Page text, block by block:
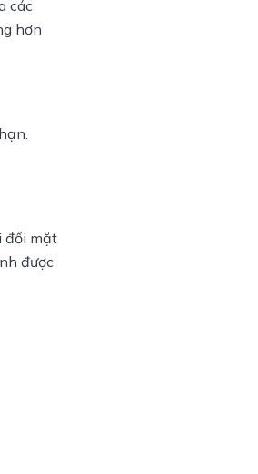
các
hơn
đối mặt
được